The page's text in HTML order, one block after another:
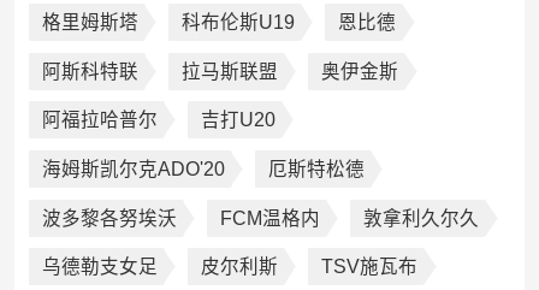
格里姆斯塔 科布伦斯U19 恩比德
阿斯科特联 拉马斯联盟 奥伊金斯
阿福拉哈普尔 吉打U20
海姆斯凯尔克ADO'20 厄斯特松德
波多黎各努埃沃 FCM温格内 敦拿利久尔久
乌德勒支女足 皮尔利斯 TSV施瓦布